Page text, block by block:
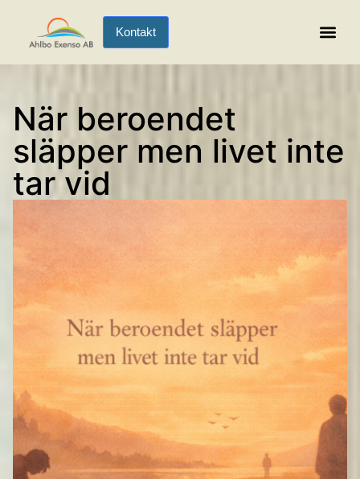
Kontakt
När beroendet
släpper men livet inte
tar vid